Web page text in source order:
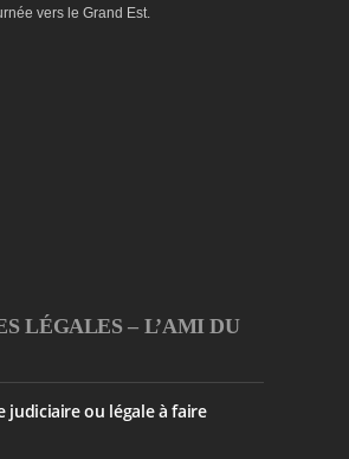
vers le Grand Est.
LÉGALES – L’AMI DU
judiciaire ou légale à faire